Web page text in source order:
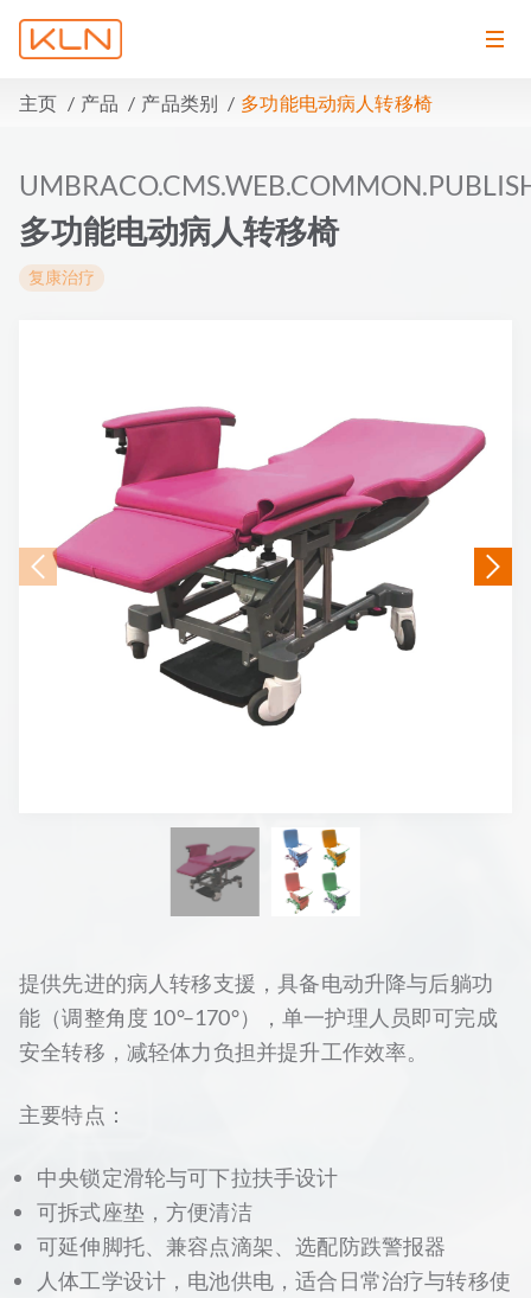
主页 产品 产品类别 多功能电动病人转移椅
多功能电动病人转移椅
复康治疗
提供先进的病人转移支援，具备电动升降与后躺功
能（调整角度 10°–170°），单一护理人员即可完成
安全转移，减轻体力负担并提升工作效率。
主要特点：
中央锁定滑轮与可下拉扶手设计
可拆式座垫，方便清洁
可延伸脚托、兼容点滴架、选配防跌警报器
人体工学设计，电池供电，适合日常治疗与转移使